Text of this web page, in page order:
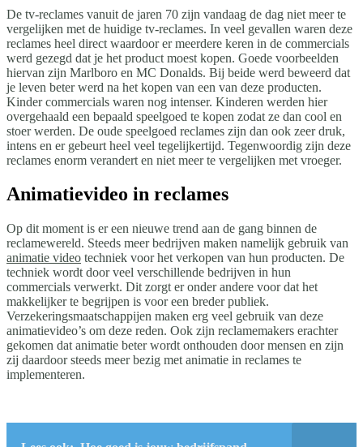
De tv-reclames vanuit de jaren 70 zijn vandaag de dag niet meer te
vergelijken met de huidige tv-reclames. In veel gevallen waren deze
reclames heel direct waardoor er meerdere keren in de commercials
werd gezegd dat je het product moest kopen. Goede voorbeelden
hiervan zijn Marlboro en MC Donalds. Bij beide werd beweerd dat
je leven beter werd na het kopen van een van deze producten.
Kinder commercials waren nog intenser. Kinderen werden hier
overgehaald een bepaald speelgoed te kopen zodat ze dan cool en
stoer werden. De oude speelgoed reclames zijn dan ook zeer druk,
intens en er gebeurt heel veel tegelijkertijd. Tegenwoordig zijn deze
reclames enorm verandert en niet meer te vergelijken met vroeger.
Animatievideo in reclames
Op dit moment is er een nieuwe trend aan de gang binnen de
reclamewereld. Steeds meer bedrijven maken namelijk gebruik van
animatie video techniek voor het verkopen van hun producten. De
techniek wordt door veel verschillende bedrijven in hun
commercials verwerkt. Dit zorgt er onder andere voor dat het
makkelijker te begrijpen is voor een breder publiek.
Verzekeringsmaatschappijen maken erg veel gebruik van deze
animatievideo’s om deze reden. Ook zijn reclamemakers erachter
gekomen dat animatie beter wordt onthouden door mensen en zijn
zij daardoor steeds meer bezig met animatie in reclames te
implementeren.